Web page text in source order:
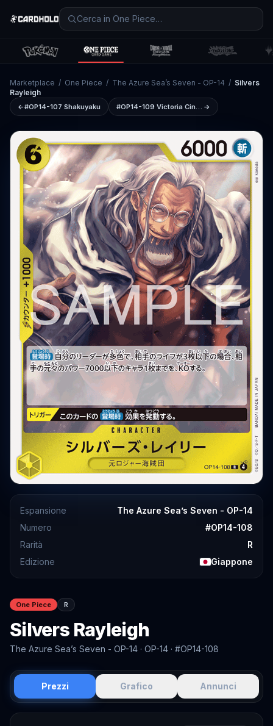
Marketplace / One Piece / The Azure Sea’s Seven - OP-14 / Silvers
Rayleigh
←#OP14-107 Shakuyaku #OP14-109 Victoria Cindry →
Espansione
The Azure Sea’s Seven - OP-14
Numero
#OP14-108
Rarità
R
Edizione
Giappone
One Piece R
Silvers Rayleigh
The Azure Sea’s Seven - OP-14 · OP-14 · #OP14-108
Prezzi Grafico Annunci